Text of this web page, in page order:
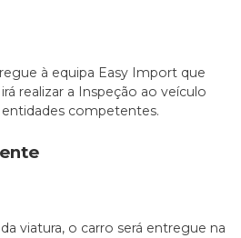
à equipa Easy Import que
realizar a Inspeção ao veículo
entidades competentes.
viatura, o carro será entregue na